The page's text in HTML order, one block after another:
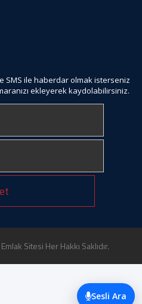
SMS ile haberdar olmak isterseniz
ekleyerek kaydolabilirsiniz.
Sitesi Her Hakkı Saklıdır.
Sesli Ara